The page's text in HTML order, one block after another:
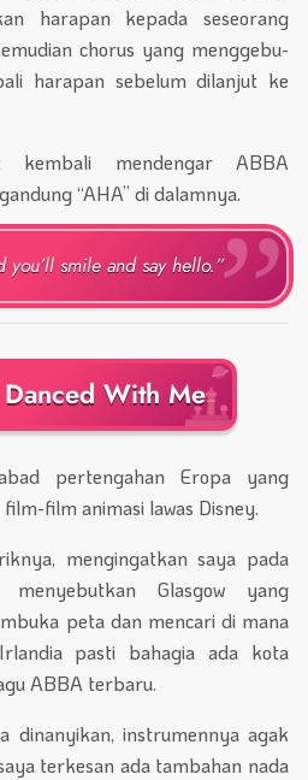
harapan kepada seseorang
chorus yang menggebu-
harapan sebelum dilanjut ke
kembali mendengar ABBA
“AHA” di dalamnya.
smile and say hello.”
With Me
pertengahan Eropa yang
film animasi lawas Disney.
mengingatkan saya pada
Glasgow yang
peta dan mencari di mana
pasti bahagia ada kota
ABBA terbaru.
dinanyikan, instrumennya agak
terkesan ada tambahan nada